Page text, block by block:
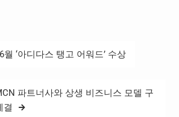
가 4
월 ‘아디다스 탱고 어워드’ 수상
파트너사와 상생 비즈니스 모델 구
결